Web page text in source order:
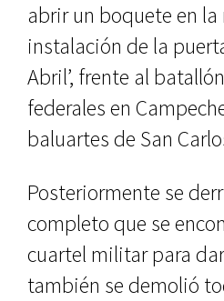
abrir un boquete en la
instalación de la
Abril’, frente al
federales en
baluartes de San
Posteriormente se
completo que se
cuartel militar para
también se demolió